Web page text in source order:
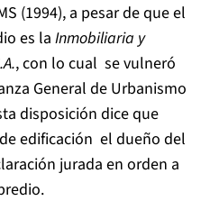
(1994), a pesar de que el
es la Inmobiliaria y
, con lo cual se vulneró
General de Urbanismo
disposición dice que
edificación el dueño del
jurada en orden a